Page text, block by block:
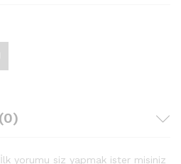
İlk yorumu siz yapmak ister misiniz